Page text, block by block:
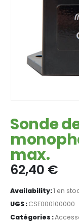
Sonde
max.
62,40 €
Availability:1 en
UGS :CSE000100000
Catégories :